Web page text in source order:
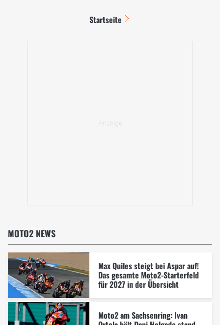
Startseite
MOTO2 NEWS
Max Quiles steigt bei Aspar auf!
Das gesamte Moto2-Starterfeld
für 2027 in der Übersicht
Moto2 am Sachsenring: Ivan